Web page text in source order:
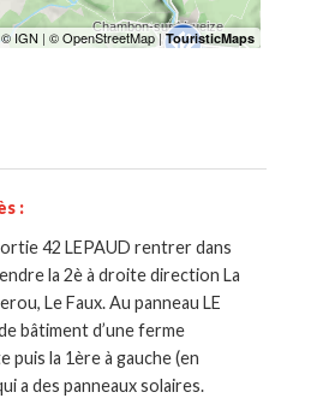
:
42 LEPAUD rentrer dans
la 2è à droite direction La
Le Faux. Au panneau LE
bâtiment d’une ferme
puis la 1ère à gauche (en
a des panneaux solaires.